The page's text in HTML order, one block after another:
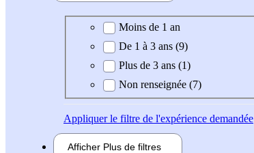
Expérience demandée
Moins de 1 an
De 1 à 3 ans (9)
Plus de 3 ans (1)
Non renseignée (7)
Appliquerle filtre de l'expérience demandée
Afficher Plus de filtres